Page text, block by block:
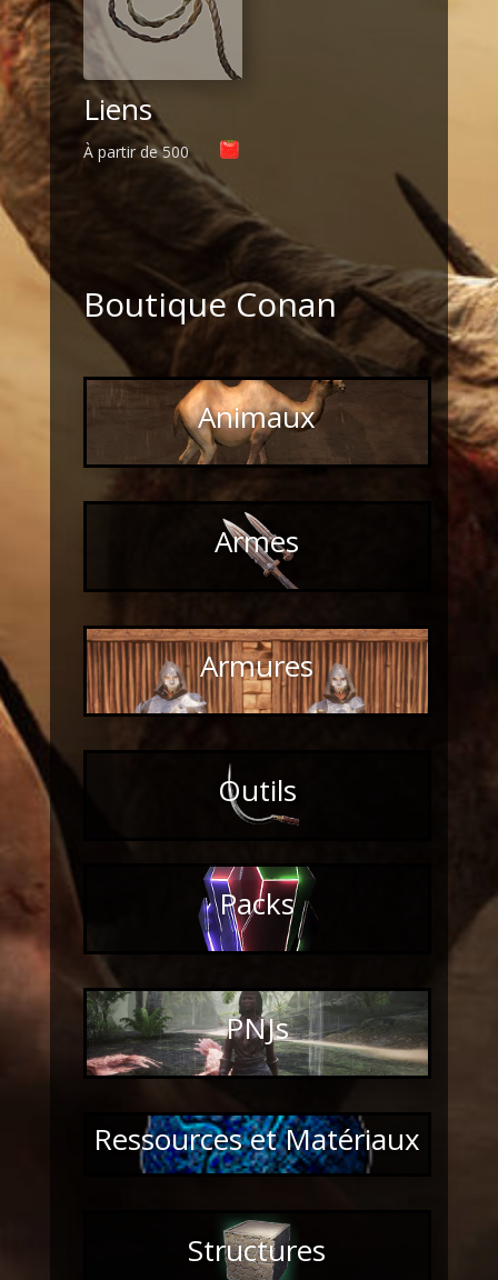
Liens
À partir de500
Boutique Conan
Animaux
Armes
Armures
Outils
Packs
PNJs
Ressources et Matériaux
Structures